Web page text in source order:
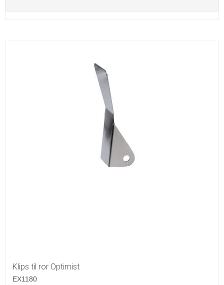
Klips til ror Optimist
EX1180